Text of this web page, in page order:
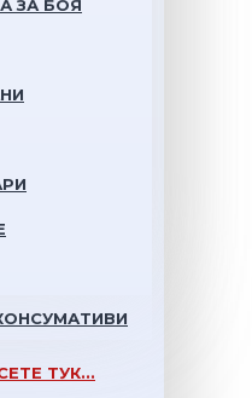
ЗА БОЯ
ТУК...